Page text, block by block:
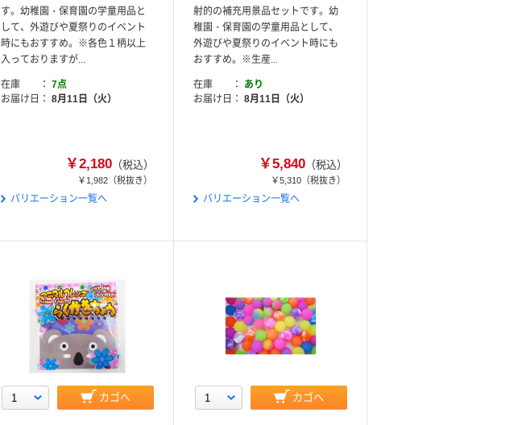
す。幼稚園・保育園の学童用品と
して、外遊びや夏祭りのイベント
時にもおすすめ。※各色１柄以上
入っておりますが...
在庫
7点
お届け日
8月11日（火）
￥2,180 （税込）
￥1,982 （税抜き）
バリエーション一覧へ
射的の補充用景品セットです。幼
稚園・保育園の学童用品として、
外遊びや夏祭りのイベント時にも
おすすめ。※生産...
在庫
あり
お届け日
8月11日（火）
￥5,840 （税込）
￥5,310 （税抜き）
バリエーション一覧へ
カゴへ カゴへ